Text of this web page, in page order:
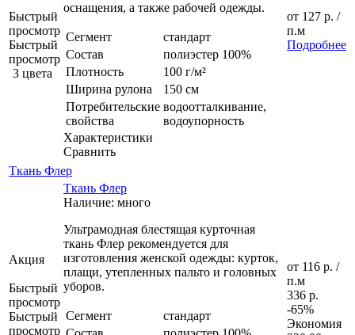
Быстрый
просмотр
Быстрый
просмотр
3 цвета
оснащения, а также рабочей одежды.
Сегмент
стандарт
Состав
полиэстер 100%
Плотность
100 г/м²
Ширина рулона
150 см
Потребительские
свойства
водоотталкивание,
водоупорность
Характеристики
Сравнить
от 127 р. /
п.м
Подробнее
Ткань Флер
Акция
Быстрый
просмотр
Быстрый
просмотр
Ткань Флер
Наличие: много
Ультрамодная блестящая курточная
ткань Флер рекомендуется для
изготовления женской одежды: курток,
плащи, утепленных пальто и головных
уборов.
Сегмент
стандарт
от 116 р. /
п.м
336 р.
-65%
Экономия